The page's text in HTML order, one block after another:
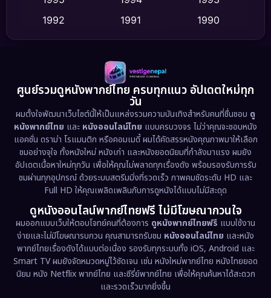
Detective สืบสวน (59)
Disaster (13)
Disney+ (5)
Documentary สารคดี (93)
Drama ดราม่า (1,460)
Dystopian (17)
Emotional (61)
Epic มหากาพย์ (218)
Erotic (36)
1992
1991
1990
1989
1988
1986
1983
1978
1974
1962
ศูนย์รวมดูหนังพากย์ไทย ครบทุกแนว อัปเดตใหม่ทุก
วัน
ผมตั้งใจพัฒนาเว็บไซต์นี้ให้เป็นแหล่งรวมความบันเทิงสำหรับคนที่ชื่นชอบ ดู
หนังพากย์ไทย และ หนังออนไลน์ไทย แบบครบวงจร ไม่ว่าคุณจะชอบหนัง
แอคชั่น ดราม่า โรแมนติก หรือคอมเมดี้ ผมได้คัดสรรหนังคุณภาพมาให้เลือก
ชมอย่างจุใจ ทั้งหนังใหม่ หนังเก่า และหนังยอดนิยมที่กำลังมาแรง ผมยัง
อัปเดตเนื้อหาใหม่ทุกวัน เพื่อให้คุณไม่พลาดทุกเรื่องดัง พร้อมรองรับการรับ
ชมผ่านทุกอุปกรณ์ ด้วยระบบสตรีมมิ่งที่รวดเร็ว ภาพคมชัดระดับ HD และ
Full HD ให้คุณเพลิดเพลินกับการดูหนังได้แบบไม่มีสะดุด
ดูหนังออนไลน์พากย์ไทยฟรี ไม่มีโฆษณากวนใจ
ผมออกแบบเว็บให้ตอบโจทย์คนที่ต้องการ ดูหนังพากย์ไทยฟรี แบบใช้งาน
ง่ายและไม่มีโฆษณารบกวน คุณสามารถรับชม หนังออนไลน์ไทย และหนัง
พากย์ไทยเรื่องดังได้แบบต่อเนื่อง รองรับทุกระบบทั้ง iOS, Android และ
Smart TV ผมยังจัดหมวดหมู่ไว้ชัดเจน เช่น หนังใหม่พากย์ไทย หนังไทยยอด
นิยม หนัง Netflix พากย์ไทย และซีรี่ย์พากย์ไทย เพื่อให้คุณค้นหาได้สะดวก
และรวดเร็วมากยิ่งขึ้น